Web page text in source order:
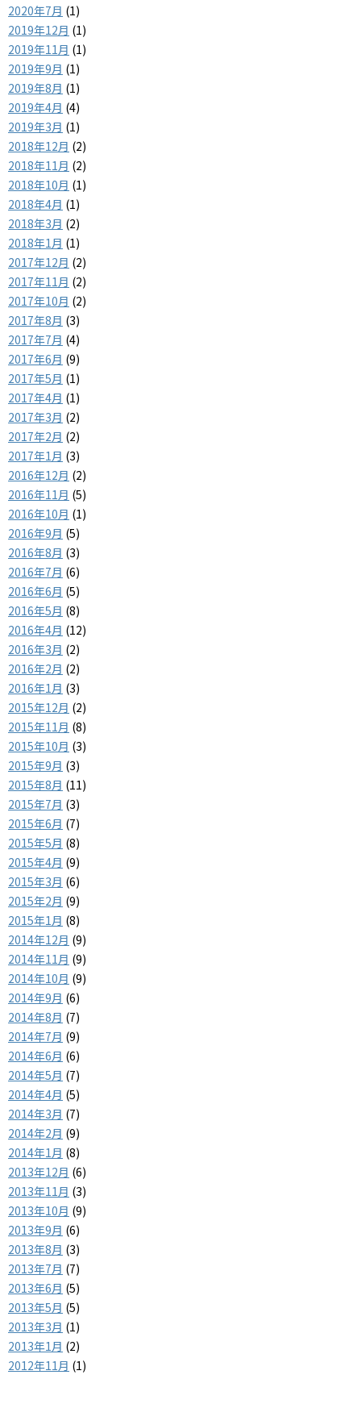
2020年7月 (1)
2019年12月 (1)
2019年11月 (1)
2019年9月 (1)
2019年8月 (1)
2019年4月 (4)
2019年3月 (1)
2018年12月 (2)
2018年11月 (2)
2018年10月 (1)
2018年4月 (1)
2018年3月 (2)
2018年1月 (1)
2017年12月 (2)
2017年11月 (2)
2017年10月 (2)
2017年8月 (3)
2017年7月 (4)
2017年6月 (9)
2017年5月 (1)
2017年4月 (1)
2017年3月 (2)
2017年2月 (2)
2017年1月 (3)
2016年12月 (2)
2016年11月 (5)
2016年10月 (1)
2016年9月 (5)
2016年8月 (3)
2016年7月 (6)
2016年6月 (5)
2016年5月 (8)
2016年4月 (12)
2016年3月 (2)
2016年2月 (2)
2016年1月 (3)
2015年12月 (2)
2015年11月 (8)
2015年10月 (3)
2015年9月 (3)
2015年8月 (11)
2015年7月 (3)
2015年6月 (7)
2015年5月 (8)
2015年4月 (9)
2015年3月 (6)
2015年2月 (9)
2015年1月 (8)
2014年12月 (9)
2014年11月 (9)
2014年10月 (9)
2014年9月 (6)
2014年8月 (7)
2014年7月 (9)
2014年6月 (6)
2014年5月 (7)
2014年4月 (5)
2014年3月 (7)
2014年2月 (9)
2014年1月 (8)
2013年12月 (6)
2013年11月 (3)
2013年10月 (9)
2013年9月 (6)
2013年8月 (3)
2013年7月 (7)
2013年6月 (5)
2013年5月 (5)
2013年3月 (1)
2013年1月 (2)
2012年11月 (1)